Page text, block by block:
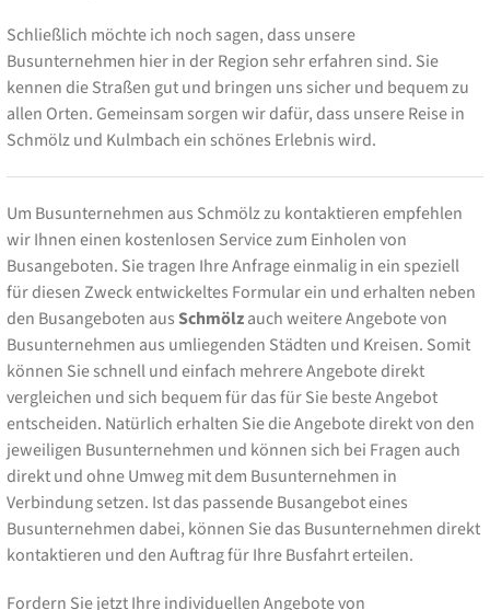
Schließlich möchte ich noch sagen, dass unsere
Busunternehmen hier in der Region sehr erfahren sind. Sie
kennen die Straßen gut und bringen uns sicher und bequem zu
allen Orten. Gemeinsam sorgen wir dafür, dass unsere Reise in
Schmölz und Kulmbach ein schönes Erlebnis wird.
Um Busunternehmen aus Schmölz zu kontaktieren empfehlen
wir Ihnen einen kostenlosen Service zum Einholen von
Busangeboten. Sie tragen Ihre Anfrage einmalig in ein speziell
für diesen Zweck entwickeltes Formular ein und erhalten neben
den Busangeboten ausSchmölzauch weitere Angebote von
Busunternehmen aus umliegenden Städten und Kreisen. Somit
können Sie schnell und einfach mehrere Angebote direkt
vergleichen und sich bequem für das für Sie beste Angebot
entscheiden. Natürlich erhalten Sie die Angebote direkt von den
jeweiligen Busunternehmen und können sich bei Fragen auch
direkt und ohne Umweg mit dem Busunternehmen in
Verbindung setzen. Ist das passende Busangebot eines
Busunternehmen dabei, können Sie das Busunternehmen direkt
kontaktieren und den Auftrag für Ihre Busfahrt erteilen.
Fordern Sie jetzt Ihre individuellen Angebote von